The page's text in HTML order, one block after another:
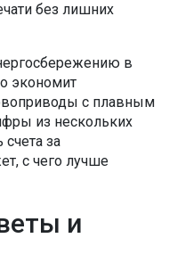
без лишних
в
экономит
с плавным
из нескольких
за
с чего лучше
и